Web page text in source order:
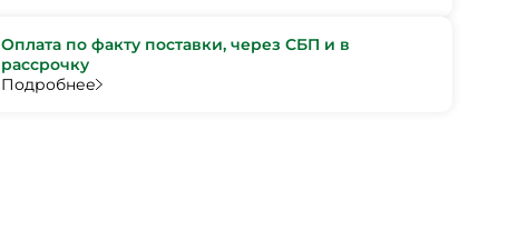
Оплата по факту поставки, через СБП и в
рассрочку
Подробнее